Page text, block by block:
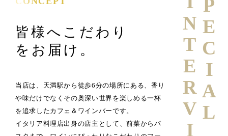
皆様へこだわり
をお届け。
当店は、天満駅から徒歩6分の場所にある、香り
や味だけでなくその奥深い世界を楽しめる一杯
を追求したカフェ＆ワインバーです。
イタリア料理店出身の店主として、前菜からパ
SPECIAL
INTERVIEW